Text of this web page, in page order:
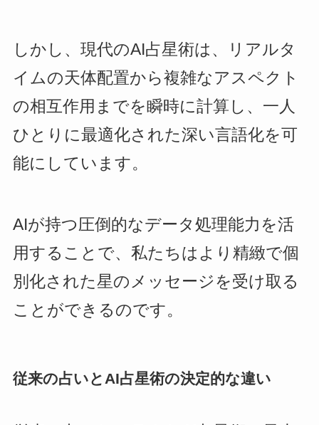
しかし、現代のAI占星術は、リアルタ
イムの天体配置から複雑なアスペクト
の相互作用までを瞬時に計算し、一人
ひとりに最適化された深い言語化を可
能にしています。
AIが持つ圧倒的なデータ処理能力を活
用することで、私たちはより精緻で個
別化された星のメッセージを受け取る
ことができるのです。
従来の占いとAI占星術の決定的な違い